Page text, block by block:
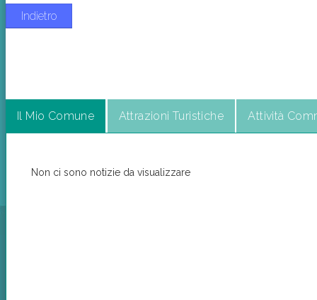
Indietro
Il Mio Comune Attrazioni Turistiche Attività
Non ci sono notizie da visualizzare